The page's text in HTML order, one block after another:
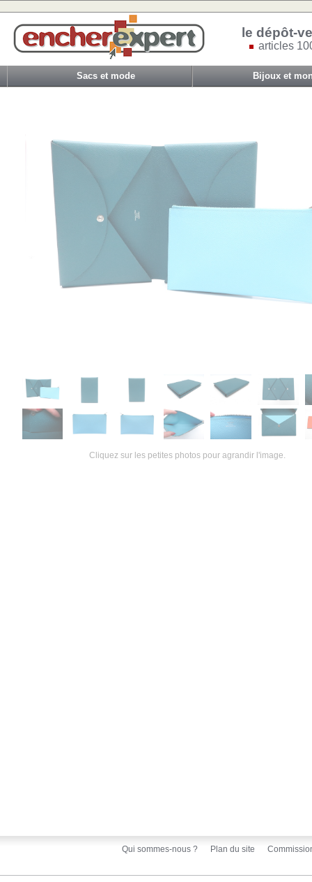
le dépôt-
articles
Sacs et mode Bijoux et
Cliquez sur les petites photos pour agrandir l'image.
Qui sommes-nous ? Plan du site